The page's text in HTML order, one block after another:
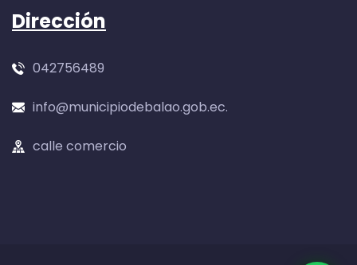
Dirección
042756489
info@municipiodebalao.gob.ec.
calle comercio